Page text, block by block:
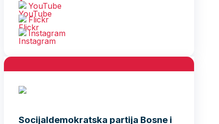
YouTube
Flickr
Instagram
Socijaldemokratska partija Bosne i